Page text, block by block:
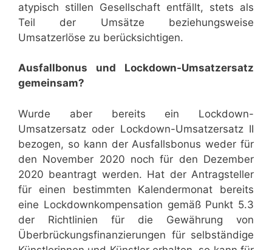
atypisch stillen Gesellschaft entfällt, stets als
Teil der Umsätze beziehungsweise
Umsatzerlöse zu berücksichtigen.
Ausfallbonus und Lockdown-Umsatzersatz
gemeinsam?
Wurde aber bereits ein Lockdown-
Umsatzersatz oder Lockdown-Umsatzersatz II
bezogen, so kann der Ausfallsbonus weder für
den November 2020 noch für den Dezember
2020 beantragt werden. Hat der Antragsteller
für einen bestimmten Kalendermonat bereits
eine Lockdownkompensation gemäß Punkt 5.3
der Richtlinien für die Gewährung von
Überbrückungsfinanzierungen für selbständige